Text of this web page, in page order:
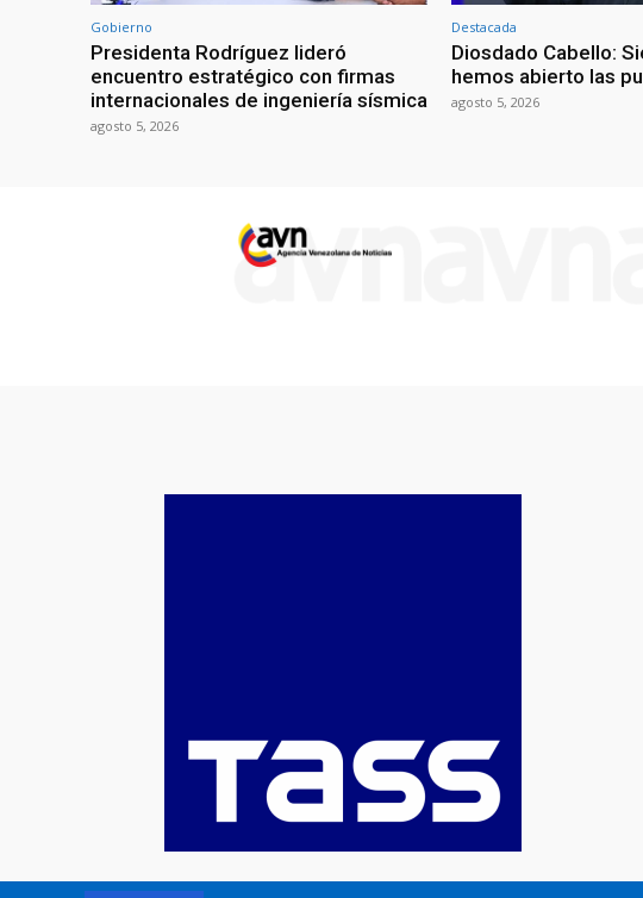
Gobierno
Presidenta Rodríguez lideró
encuentro estratégico con firmas
internacionales de ingeniería sísmica
agosto 5, 2026
Destacada
Diosdado Cabello:
hemos abierto las
agosto 5, 2026